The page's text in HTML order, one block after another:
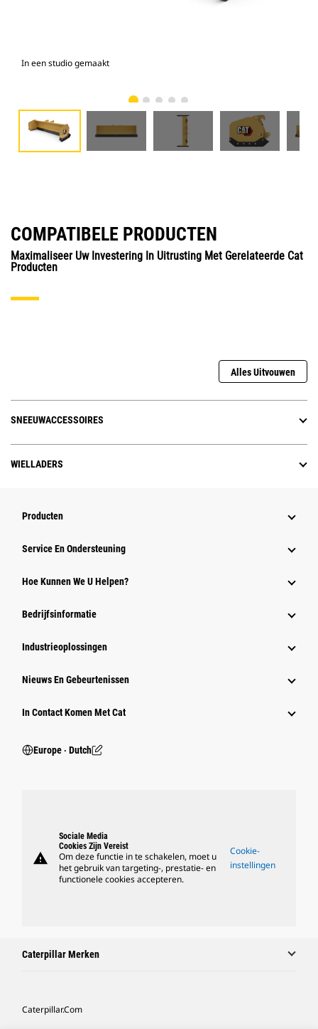
In een studio gemaakt
COMPATIBELE PRODUCTEN
Maximaliseer Uw Investering In Uitrusting Met Gerelateerde Cat
Producten
Alles Uitvouwen
SNEEUWACCESSOIRES
WIELLADERS
Producten
Service En Ondersteuning
Hoe Kunnen We U Helpen?
Bedrijfsinformatie
Industrieoplossingen
Nieuws En Gebeurtenissen
In Contact Komen Met Cat
Europe ‧ Dutch
warning
Sociale Media
Cookies Zijn Vereist
Om deze functie in te schakelen, moet u
het gebruik van targeting-, prestatie- en
functionele cookies accepteren.
Cookie-
instellingen
Caterpillar Merken
Caterpillar.com